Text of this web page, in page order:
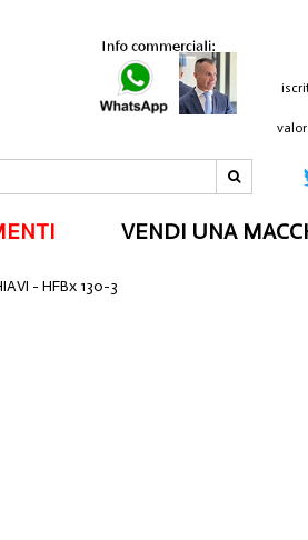
VENDI UNA
- HFBx 130-3